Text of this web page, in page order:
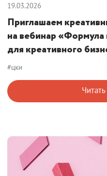
19.03.2026
Приглашаем
на вебинар
для креативного
#цки